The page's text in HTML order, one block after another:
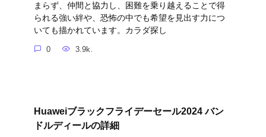
まらず、仲間と協力し、困難を乗り越えることで得
られる強い絆や、恐怖の中でも希望を見出す力につ
いても描かれています。カラダ探し
0 3.9k.
Huaweiブラックフライデーセール2024 バン
ドルディールの詳細